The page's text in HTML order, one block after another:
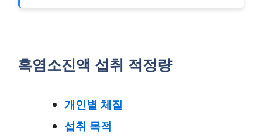
흑염소진액 섭취 적정량
개인별 체질
섭취 목적